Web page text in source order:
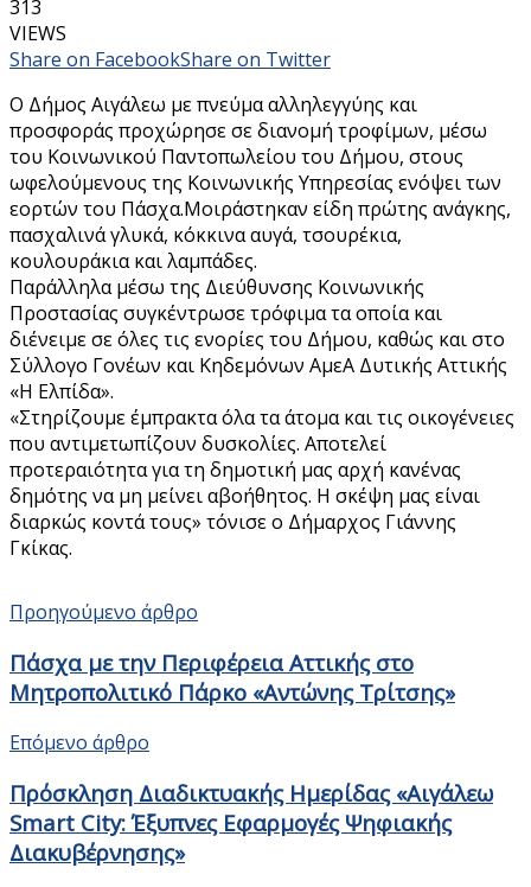
313
VIEWS
Share on FacebookShare on Twitter
Ο Δήμος Αιγάλεω με πνεύμα αλληλεγγύης και
προσφοράς προχώρησε σε διανομή τροφίμων, μέσω
του Κοινωνικού Παντοπωλείου του Δήμου, στους
ωφελούμενους της Κοινωνικής Υπηρεσίας ενόψει των
εορτών του Πάσχα.Μοιράστηκαν είδη πρώτης ανάγκης,
πασχαλινά γλυκά, κόκκινα αυγά, τσουρέκια,
κουλουράκια και λαμπάδες.
Παράλληλα μέσω της Διεύθυνσης Κοινωνικής
Προστασίας συγκέντρωσε τρόφιμα τα οποία και
διένειμε σε όλες τις ενορίες του Δήμου, καθώς και στο
Σύλλογο Γονέων και Κηδεμόνων ΑμεΑ Δυτικής Αττικής
«Η Ελπίδα».
«Στηρίζουμε έμπρακτα όλα τα άτομα και τις οικογένειες
που αντιμετωπίζουν δυσκολίες. Αποτελεί
προτεραιότητα για τη δημοτική μας αρχή κανένας
δημότης να μη μείνει αβοήθητος. Η σκέψη μας είναι
διαρκώς κοντά τους» τόνισε ο Δήμαρχος Γιάννης
Γκίκας.
Προηγούμενο άρθρο
Πάσχα με την Περιφέρεια Αττικής στο
Μητροπολιτικό Πάρκο «Αντώνης Τρίτσης»
Επόμενο άρθρο
Πρόσκληση Διαδικτυακής Ημερίδας «Αιγάλεω
Smart City: Έξυπνες Εφαρμογές Ψηφιακής
Διακυβέρνησης»